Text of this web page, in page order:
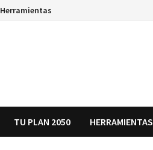
Herramientas
TU PLAN 2050 HERRAMIENTAS